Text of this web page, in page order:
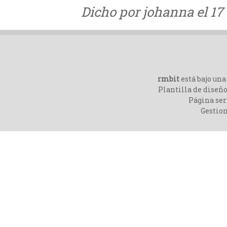
Dicho por johanna el
rmbitestá bajo una
Plantilla de
Página